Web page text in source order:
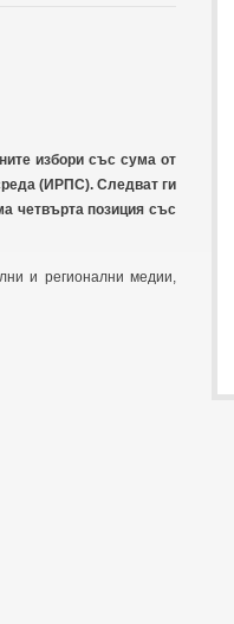
избори със сума от
(ИРПС). Следват ги
четвърта позиция със
и регионални медии,